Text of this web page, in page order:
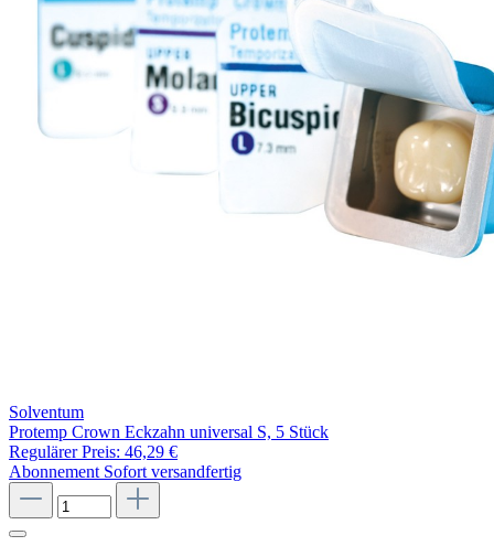
Solventum
Protemp Crown Eckzahn universal S, 5 Stück
Regulärer Preis: 46,29 €
Abonnement Sofort versandfertig